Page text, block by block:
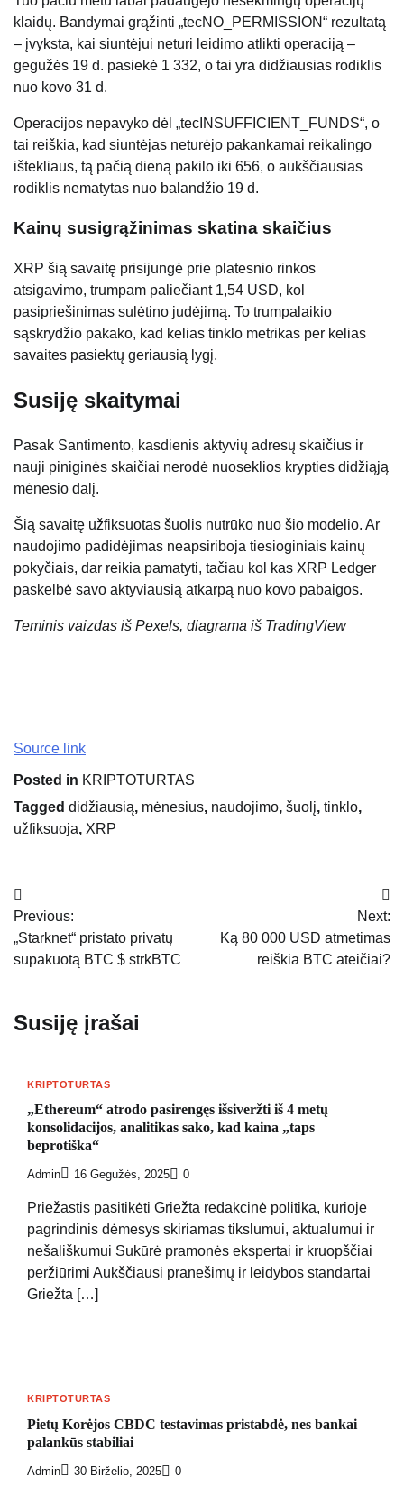
klaidų. Bandymai grąžinti „tecNO_PERMISSION“ rezultatą
– įvyksta, kai siuntėjui neturi leidimo atlikti operaciją –
gegužės 19 d. pasiekė 1 332, o tai yra didžiausias rodiklis
nuo kovo 31 d.
Operacijos nepavyko dėl „tecINSUFFICIENT_FUNDS“, o
tai reiškia, kad siuntėjas neturėjo pakankamai reikalingo
ištekliaus, tą pačią dieną pakilo iki 656, o aukščiausias
rodiklis nematytas nuo balandžio 19 d.
Kainų susigrąžinimas skatina skaičius
XRP šią savaitę prisijungė prie platesnio rinkos
atsigavimo, trumpam paliečiant 1,54 USD, kol
pasipriešinimas sulėtino judėjimą. To trumpalaikio
sąskrydžio pakako, kad kelias tinklo metrikas per kelias
savaites pasiektų geriausią lygį.
Susiję skaitymai
Pasak Santimento, kasdienis aktyvių adresų skaičius ir
nauji piniginės skaičiai nerodė nuoseklios krypties didžiąją
mėnesio dalį.
Šią savaitę užfiksuotas šuolis nutrūko nuo šio modelio. Ar
naudojimo padidėjimas neapsiriboja tiesioginiais kainų
pokyčiais, dar reikia pamatyti, tačiau kol kas XRP Ledger
paskelbė savo aktyviausią atkarpą nuo kovo pabaigos.
Teminis vaizdas iš Pexels, diagrama iš TradingView
Source link
Posted in KRIPTOTURTAS
Tagged didžiausią, mėnesius, naudojimo, šuolį, tinklo,
užfiksuoja, XRP
Navigacija
tarp
įrašų
Previous:
„Starknet“ pristato privatų
supakuotą BTC $ strkBTC
Next:
Ką 80 000 USD atmetimas
reiškia BTC ateičiai?
Susiję įrašai
KRIPTOTURTAS
„Ethereum“ atrodo pasirengęs išsiveržti iš 4 metų
konsolidacijos, analitikas sako, kad kaina „taps
beprotiška“
Admin 16 Gegužės, 2025 0
Priežastis pasitikėti Griežta redakcinė politika, kurioje
pagrindinis dėmesys skiriamas tikslumui, aktualumui ir
nešališkumui Sukūrė pramonės ekspertai ir kruopščiai
peržiūrimi Aukščiausi pranešimų ir leidybos standartai
Griežta […]
KRIPTOTURTAS
Pietų Korėjos CBDC testavimas pristabdė, nes bankai
palankūs stabiliai
Admin 30 Birželio, 2025 0